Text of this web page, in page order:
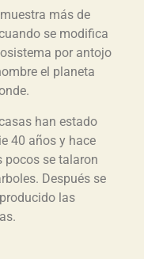
más de
se modifica
por antojo
el planeta
han estado
40 años y hace
pocos se talaron
Después se
las